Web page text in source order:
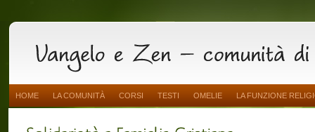
HOME LA COMUNITÀ CORSI TESTI OMELIE LA FUNZIONE